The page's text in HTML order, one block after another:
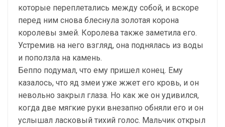
которые переплетались между собой, и вскоре
перед ним снова блеснула золотая корона
королевы змей. Королева также заметила его.
Устремив на него взгляд, она поднялась из воды
и поползла на камень.
Беппо подумал, что ему пришел конец. Ему
казалось, что яд змеи уже жжет его кровь, и он
невольно закрыл глаза. Но как же он удивился,
когда две мягкие руки внезапно обняли его и он
услышал ласковый тихий голос. Мальчик открыл